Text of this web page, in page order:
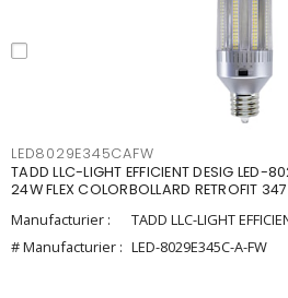
LED8029E345CAFW
TADD LLC-LIGHT EFFICIENT DESIG LED-
24W FLEX COLORBOLLARD RETROFIT
Manufacturier :
TADD LLC-LIGHT
# Manufacturier : LED-8029E345C-A-FW